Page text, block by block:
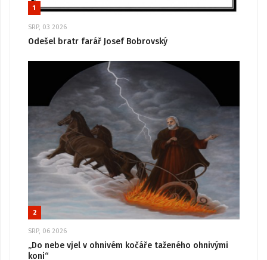
1
SRP, 03 2026
Odešel bratr farář Josef Bobrovský
2
SRP, 06 2026
„Do nebe vjel v ohnivém kočáře taženého ohnivými
koni“